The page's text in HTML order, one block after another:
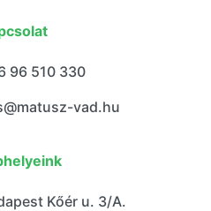
96 510 330
vad.hu
Kőér u. 3/A.